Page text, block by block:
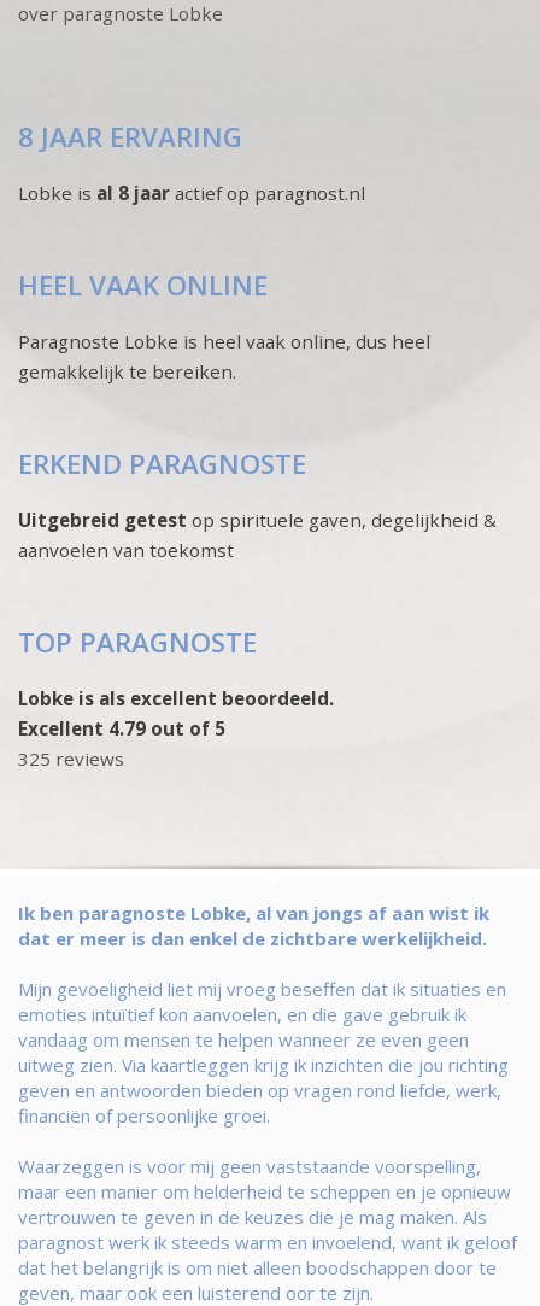
over paragnoste Lobke
8 JAAR ERVARING
Lobke is al 8 jaar actief op paragnost.nl
HEEL VAAK ONLINE
Paragnoste Lobke is heel vaak online, dus heel
gemakkelijk te bereiken.
ERKEND PARAGNOSTE
Uitgebreid getest op spirituele gaven, degelijkheid &
aanvoelen van toekomst
TOP PARAGNOSTE
Lobke is als excellent beoordeeld.
Excellent 4.79 out of 5
325 reviews
Ik ben paragnoste Lobke, al van jongs af aan wist ik
dat er meer is dan enkel de zichtbare werkelijkheid.
Mijn gevoeligheid liet mij vroeg beseffen dat ik situaties en
emoties intuïtief kon aanvoelen, en die gave gebruik ik
vandaag om mensen te helpen wanneer ze even geen
uitweg zien. Via kaartleggen krijg ik inzichten die jou richting
geven en antwoorden bieden op vragen rond liefde, werk,
financiën of persoonlijke groei.
Waarzeggen is voor mij geen vaststaande voorspelling,
maar een manier om helderheid te scheppen en je opnieuw
vertrouwen te geven in de keuzes die je mag maken. Als
paragnost werk ik steeds warm en invoelend, want ik geloof
dat het belangrijk is om niet alleen boodschappen door te
geven, maar ook een luisterend oor te zijn.